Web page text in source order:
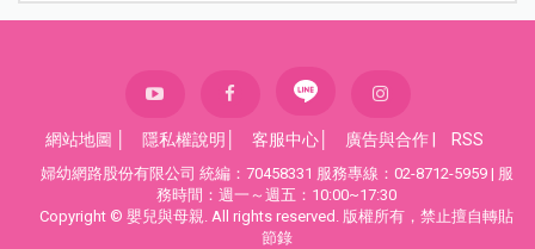
網站地圖 隱私權說明 客服中心 廣告與合作 RSS
婦幼網路股份有限公司 統編：70458331 服務專線：02-8712-5959 | 服
務時間：週一～週五：10:00~17:30
Copyright © 嬰兒與母親. All rights reserved. 版權所有，禁止擅自轉貼
節錄